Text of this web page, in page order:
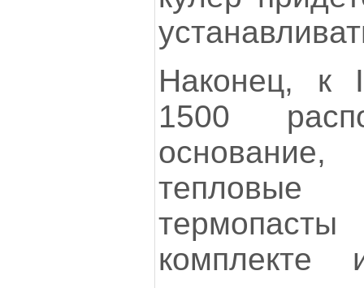
Наконец, к
1500
тепловые
комплекте